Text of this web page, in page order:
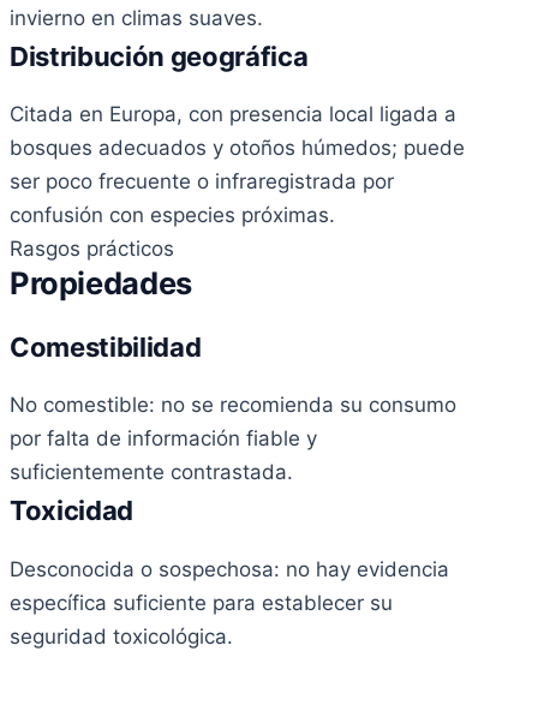
invierno en climas suaves.
Distribución geográfica
Citada en Europa, con presencia local ligada a
bosques adecuados y otoños húmedos; puede
ser poco frecuente o infraregistrada por
confusión con especies próximas.
Rasgos prácticos
Propiedades
Comestibilidad
No comestible: no se recomienda su consumo
por falta de información fiable y
suficientemente contrastada.
Toxicidad
Desconocida o sospechosa: no hay evidencia
específica suficiente para establecer su
seguridad toxicológica.